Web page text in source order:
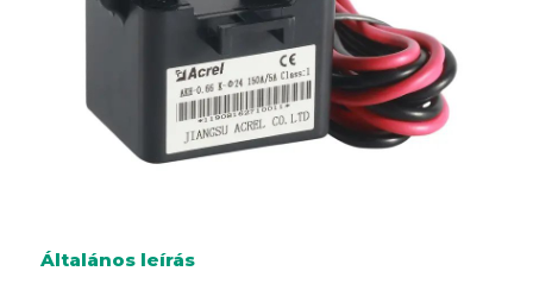
Általános leírás